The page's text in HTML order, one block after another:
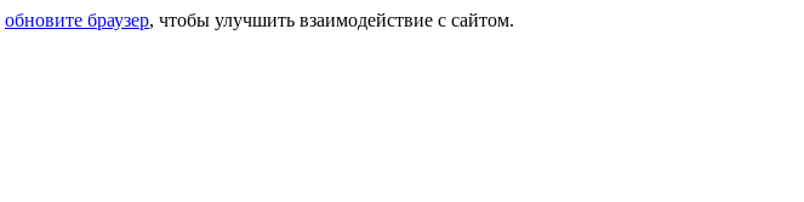
обновите браузер, чтобы улучшить взаимодействие с сайтом.